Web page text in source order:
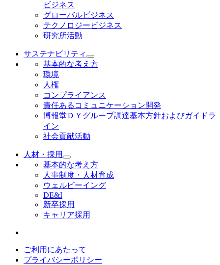
ビジネス
グローバルビジネス
テクノロジービジネス
研究所活動
サステナビリティ
基本的な考え方
環境
人権
コンプライアンス
責任あるコミュニケーション開発
博報堂ＤＹグループ調達基本方針およびガイドラ
イン
社会貢献活動
人材・採用
基本的な考え方
人事制度・人材育成
ウェルビーイング
DE&I
新卒採用
キャリア採用
ご利用にあたって
プライバシーポリシー